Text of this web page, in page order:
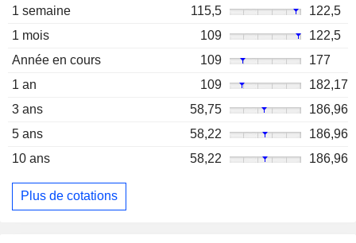
1 semaine 115,5
122,5
1 mois
109
122,5
Année en cours
109
177
1 an
109
182,17
3 ans
58,75
186,96
5 ans
58,22
186,96
10 ans
58,22 186,96
Plus de cotations